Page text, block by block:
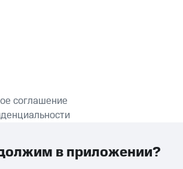
ПРИЛОЖЕНИЕ
соглашение